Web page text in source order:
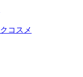
コスメ